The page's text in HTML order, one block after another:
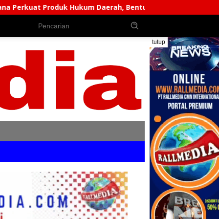
Daerah, Bentuk AKD Pembahas Ranperda Dan Ranperbup
tutup